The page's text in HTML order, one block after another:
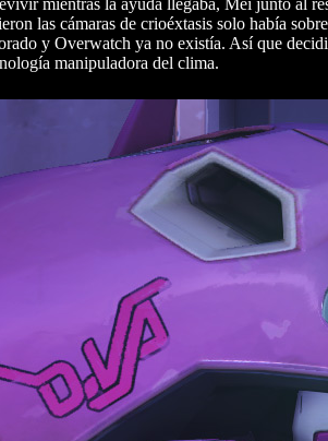
mientras la ayuda llegaba, Mei junto al
las cámaras de crioéxtasis solo había
y Overwatch ya no existía. Así que
manipuladora del clima.